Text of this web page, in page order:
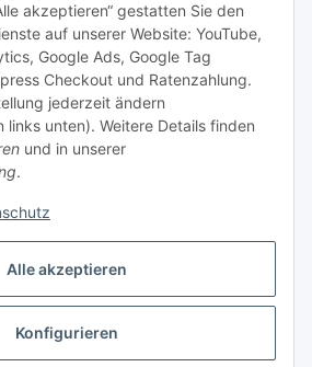
Alle akzeptieren
Konfigurieren
akzeptieren“ gestatten Sie den
auf unserer Website: YouTube,
Google Ads, Google Tag
Checkout und Ratenzahlung.
jederzeit ändern
links unten). Weitere Details finden
und in unserer
.
Vertrag widerrufen